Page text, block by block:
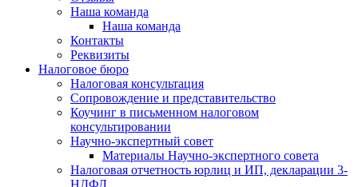
Наша команда
Наша команда
Контакты
Реквизиты
Налоговое бюро
Налоговая консультация
Cопровождение и представительство
Коучинг в письменном налоговом
консультировании
Научно-экспертный совет
Материалы Научно-экспертного совета
Налоговая отчетность юрлиц и ИП, декларации 3-
НДФЛ